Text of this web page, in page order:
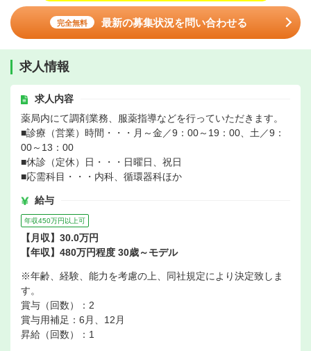
完全無料 最新の募集状況を問い合わせる
求人情報
求人内容
薬局内にて調剤業務、服薬指導などを行っていただきます。
■診療（営業）時間・・・月～金／9：00～19：00、土／9：
00～13：00
■休診（定休）日・・・日曜日、祝日
■応需科目・・・内科、循環器科ほか
給与
年収450万円以上可
【月収】30.0万円
【年収】480万円程度 30歳～モデル
※年齢、経験、能力を考慮の上、同社規定により決定致しま
す。
賞与（回数）：2
賞与用補足：6月、12月
昇給（回数）：1